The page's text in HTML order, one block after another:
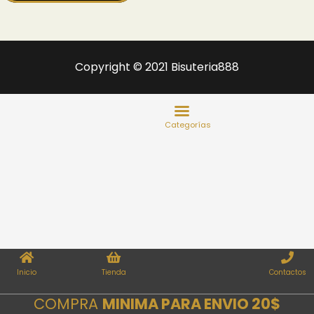
Copyright © 2021 Bisuteria888
Inicio Tienda Contactos
COMPRA MINIMA PARA ENVIO 20$